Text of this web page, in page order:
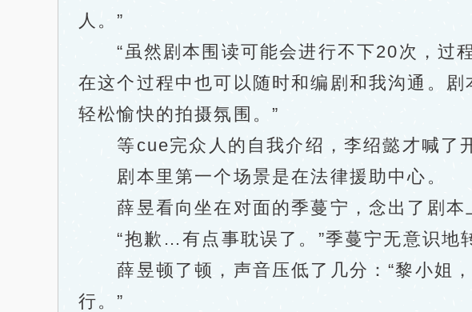
人。”
“虽然剧本围读可能会进行不下20次，过程
在这个过程中也可以随时和编剧和我沟通。
轻松愉快的拍摄氛围。”
等cue完众人的自我介绍，李绍懿才喊了开
剧本里第一个场景是在法律援助中心。
薛昱看向坐在对面的季蔓宁，念出了剧本
“抱歉…有点事耽误了。”季蔓宁无意识地转
薛昱顿了顿，声音压低了几分：“黎小姐，
行。”